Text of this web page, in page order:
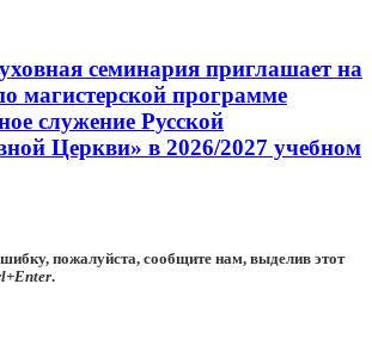
семинария приглашает на
магистерской программе
служение Русской
Церкви» в 2026/2027 учебном
пожалуйста, сообщите нам, выделив этот
.